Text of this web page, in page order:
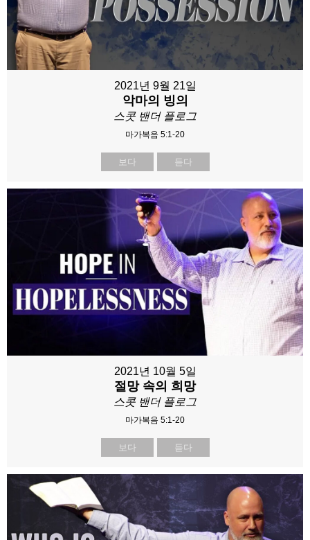
2021년 9월 21일
악마의 빙의
스콧 밴더 플로그
마가복음 5:1-20
보다 듣다
2021년 10월 5일
절망 속의 희망
스콧 밴더 플로그
마가복음 5:1-20
보다 듣다